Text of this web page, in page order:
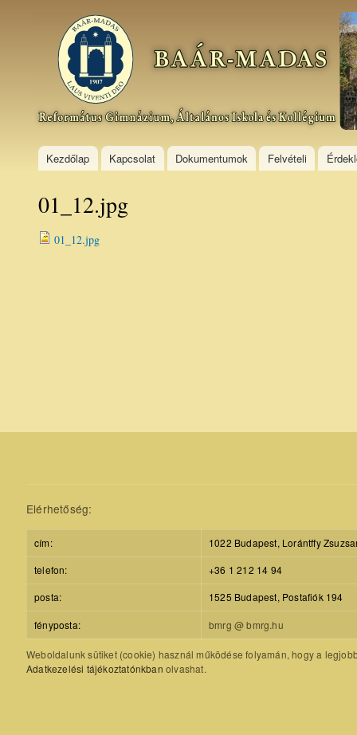
Baár–
Madas
Református
Gimnázium,
Általános
Kollégium
Kezdőlap Kapcsolat Dokumentumok Felvételi
01_12.jpg
01_12.jpg
Elérhetőség:
cím:
1022 Budapest, Lorántffy
telefon:
+36 1 212 14 94
posta:
1525 Budapest, Postafiók 194
fényposta: bmrg @ bmrg.hu
Weboldalunk sütiket (cookie) használ működése folyamán, hogy a
Adatkezelési tájékoztatónkban olvashat.